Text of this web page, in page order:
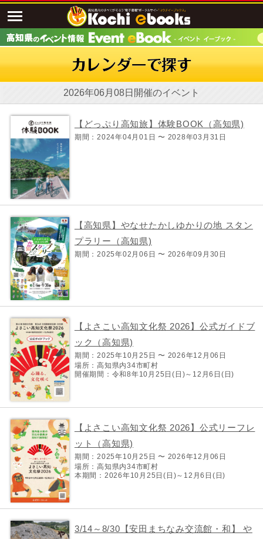
2026年06月08日開催のイベント
【どっぷり高知旅】体験BOOK（高知県)
期間：2024年04月01日 〜 2028年03月31日
【高知県】やなせたかしゆかりの地 スタン
プラリー（高知県)
期間：2025年02月06日 〜 2026年09月30日
【よさこい高知文化祭 2026】公式ガイドブ
ック（高知県)
期間：2025年10月25日 〜 2026年12月06日
場所：高知県内34市町村
開催期間：令和8年10月25日(日)～12月6日(日)
【よさこい高知文化祭 2026】公式リーフレ
ット（高知県)
期間：2025年10月25日 〜 2026年12月06日
場所：高知県内34市町村
本期間：2026年10月25日(日)～12月6日(日)
3/14～8/30【安田まちなみ交流館・和】 や